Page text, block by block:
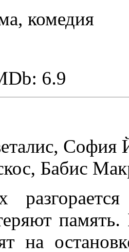
комедия
6.9
, София
, Бабис
на